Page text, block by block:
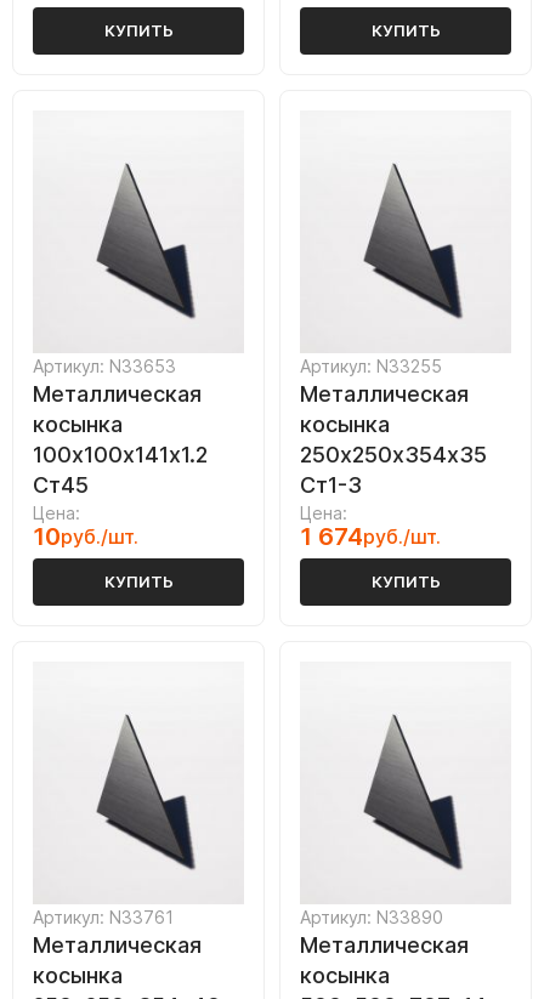
КУПИТЬ КУПИТЬ
Артикул: N33653
Металлическая
косынка
100х100х141х1.2
Ст45
Цена:
10руб./шт.
КУПИТЬ
Артикул: N33255
Металлическая
косынка
250х250х354х35
Ст1-3
Цена:
1 674руб./шт.
КУПИТЬ
Артикул: N33761
Металлическая
косынка
Артикул: N33890
Металлическая
косынка